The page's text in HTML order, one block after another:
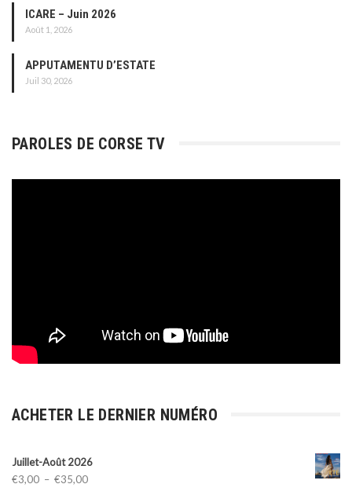
ICARE – Juin 2026
Août 1, 2026
APPUTAMENTU D’ESTATE
Juil 30, 2026
PAROLES DE CORSE TV
ACHETER LE DERNIER NUMÉRO
Juillet-Août 2026
€3,00 – €35,00Plage